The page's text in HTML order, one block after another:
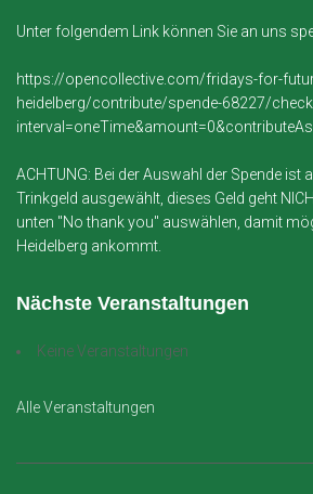
Unter folgendem Link können Sie an uns
https://opencollective.com/fridays-for-
heidelberg/contribute/spende-68227/
ACHTUNG: Bei der Auswahl der Spende ist
Trinkgeld ausgewählt, dieses Geld geht
unten "No thank you" auswählen, damit
Heidelberg ankommt.
Nächste Veranstaltungen
Keine Veranstaltungen
Alle Veranstaltungen